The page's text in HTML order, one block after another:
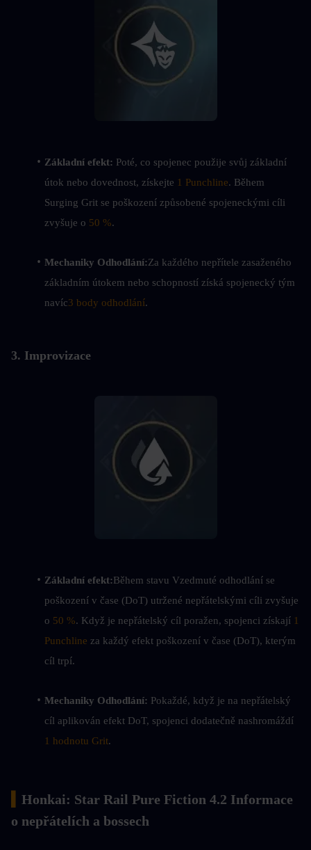
Základní efekt: Poté, co spojenec použije svůj základní
útok nebo dovednost, získejte 1 Punchline. Během
Surging Grit se poškození způsobené spojeneckými cíli
zvyšuje o 50 %.
Mechaniky Odhodlání:Za každého nepřítele zasaženého
základním útokem nebo schopností získá spojenecký tým
navíc3 body odhodlání.
3. Improvizace
Základní efekt:Během stavu Vzedmuté odhodlání se
poškození v čase (DoT) utržené nepřátelskými cíli zvyšuje
o 50 %. Když je nepřátelský cíl poražen, spojenci získají 1
Punchline za každý efekt poškození v čase (DoT), kterým
cíl trpí.
Mechaniky Odhodlání: Pokaždé, když je na nepřátelský
1 hodnotu Grit.
Honkai: Star Rail Pure Fiction 4.2 Informace
o nepřátelích a bossech